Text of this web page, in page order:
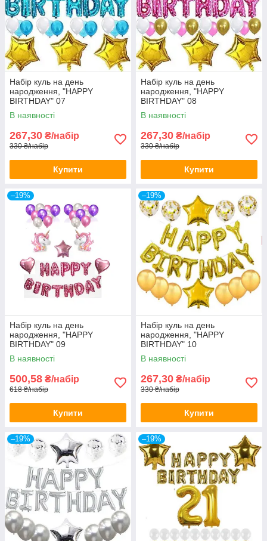
Набір куль на день
народження, "HAPPY
BIRTHDAY" 07
В наявності
267,30 ₴/набір
330 ₴/набір
Купити
Набір куль на день
народження, "HAPPY
BIRTHDAY" 08
В наявності
267,30 ₴/набір
330 ₴/набір
Купити
–19%
Набір куль на день
народження, "HAPPY
BIRTHDAY" 09
В наявності
500,58 ₴/набір
618 ₴/набір
Купити
–19%
Набір куль на день
народження, "HAPPY
BIRTHDAY" 10
В наявності
267,30 ₴/набір
330 ₴/набір
Купити
–19% –19%